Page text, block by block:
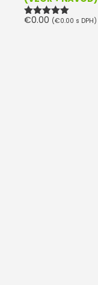
Hodnotenie
€0.00 (€0.00 s DPH)